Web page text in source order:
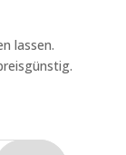
lassen.